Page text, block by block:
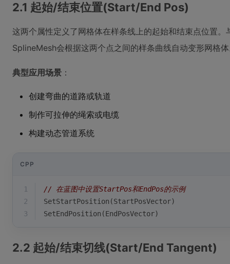
2.1 起始/结束位置(Start/End Pos)
这两个属性定义了网格体在样条线上的起始和结束点位置
SplineMesh会根据这两个点之间的样条曲线自动变形网格
典型应用场景 ：
创建弯曲的道路或轨道
制作可拉伸的绳索或电缆
构建动态管道系统
CPP
1
// 在蓝图中设置StartPos和EndPos的示例
2
SetStartPosition (StartPosVector)
3
SetEndPosition (EndPosVector)
2.2 起始/结束切线(Start/End Tangent)